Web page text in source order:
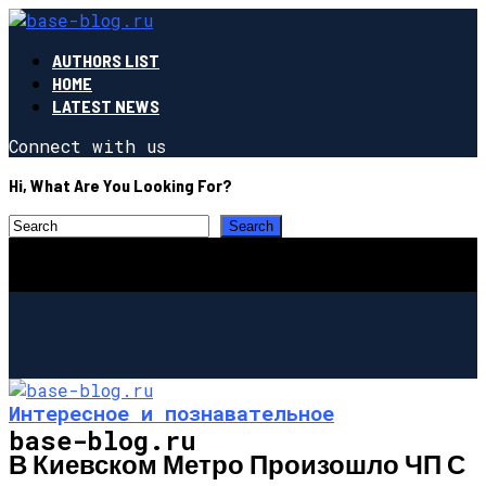
AUTHORS LIST
HOME
LATEST NEWS
Connect with us
Hi, What Are You Looking For?
base-blog.ru
Интересное и познавательное
В Киевском Метро Произошло ЧП С